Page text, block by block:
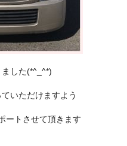
した(*^_^*)
いただけますよう
ートさせて頂きます